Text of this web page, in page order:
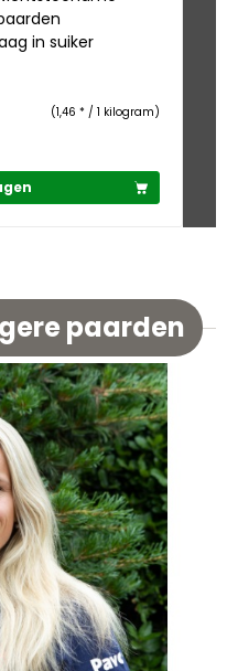
in suiker
(1,46 * / 1 kilogram)
paarden